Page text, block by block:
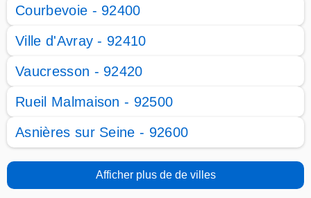
Courbevoie - 92400
Ville d'Avray - 92410
Vaucresson - 92420
Rueil Malmaison - 92500
Asnières sur Seine - 92600
Afficher plus de de villes